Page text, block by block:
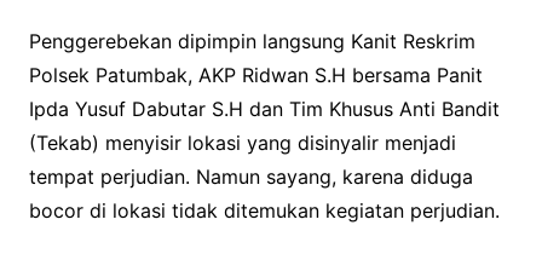
Penggerebekan dipimpin langsung Kanit Reskrim
Polsek Patumbak, AKP Ridwan S.H bersama Panit
Ipda Yusuf Dabutar S.H dan Tim Khusus Anti Bandit
(Tekab) menyisir lokasi yang disinyalir menjadi
tempat perjudian. Namun sayang, karena diduga
bocor di lokasi tidak ditemukan kegiatan perjudian.